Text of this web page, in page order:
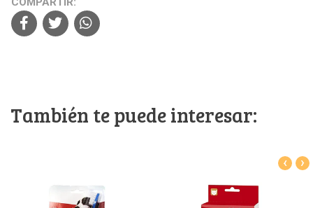
También te puede interesar:
‹ ›